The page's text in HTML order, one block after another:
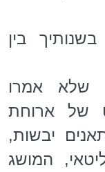
בין
שלא אמרו
של ארוחת
יבשות,
המושג